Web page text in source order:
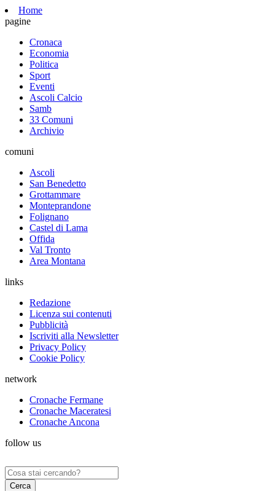
Home
pagine
Cronaca
Economia
Politica
Sport
Eventi
Ascoli Calcio
Samb
33 Comuni
Archivio
comuni
Ascoli
San Benedetto
Grottammare
Monteprandone
Folignano
Castel di Lama
Offida
Val Tronto
Area Montana
links
Redazione
Licenza sui contenuti
Pubblicità
Iscriviti alla Newsletter
Privacy Policy
Cookie Policy
network
Cronache Fermane
Cronache Maceratesi
Cronache Ancona
follow us
Ricerca
per: